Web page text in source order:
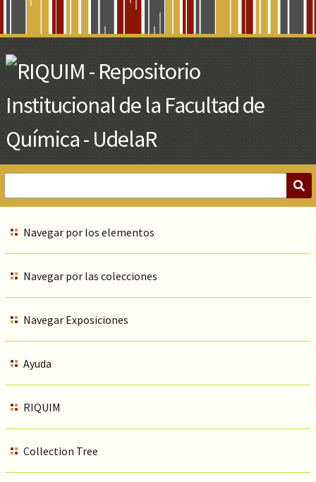
Main
Content
Navegar por los elementos
Navegar por las colecciones
Navegar Exposiciones
Ayuda
RIQUIM
Collection Tree